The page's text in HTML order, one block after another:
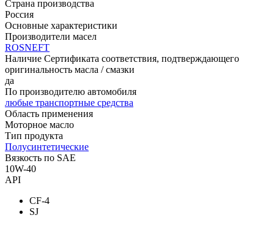
Страна производства
Россия
Основные характеристики
Производители масел
ROSNEFT
Наличие Сертификата соответствия, подтверждающего
оригинальность масла / смазки
да
По производителю автомобиля
любые транспортные средства
Область применения
Моторное масло
Тип продукта
Полусинтетические
Вязкость по SAE
10W-40
API
CF-4
SJ